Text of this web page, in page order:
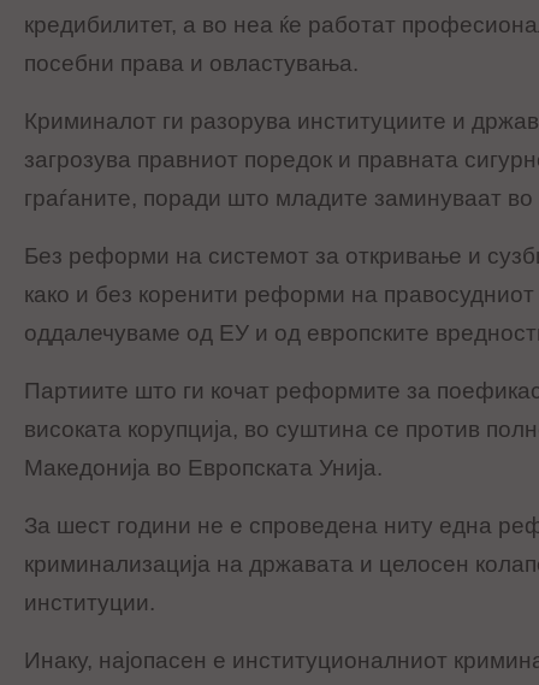
кредибилитет, а во неа ќе работат
посебни права и овластувања.
Криминалот ги разорува институциите и
загрозува правниот поредок и правната
граѓаните, поради што младите заминуваат во
Без реформи на системот за откривање и
како и без коренити реформи на
оддалечуваме од ЕУ и од европските
Партиите што ги кочат реформите за
високата корупција, во суштина се против
Македонија во Европската Унија.
За шест години не е спроведена ниту една
криминализација на државата и целосен
институции.
Инаку, најопасен е институционалниот